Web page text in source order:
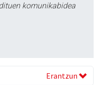
komunikabidea
Erantzun